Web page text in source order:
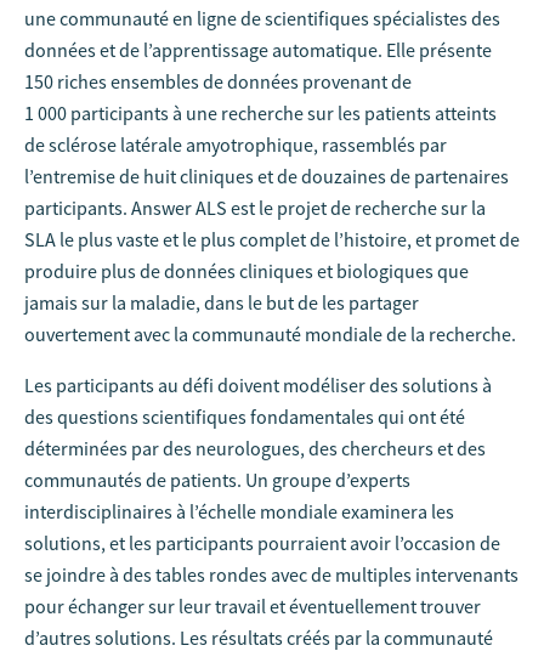
une communauté en ligne de scientifiques spécialistes des
données et de l’apprentissage automatique. Elle présente
150 riches ensembles de données provenant de
1 000 participants à une recherche sur les patients atteints
de sclérose latérale amyotrophique, rassemblés par
l’entremise de huit cliniques et de douzaines de partenaires
participants. Answer ALS est le projet de recherche sur la
SLA le plus vaste et le plus complet de l’histoire, et promet de
produire plus de données cliniques et biologiques que
jamais sur la maladie, dans le but de les partager
ouvertement avec la communauté mondiale de la recherche.
Les participants au défi doivent modéliser des solutions à
des questions scientifiques fondamentales qui ont été
déterminées par des neurologues, des chercheurs et des
communautés de patients. Un groupe d’experts
interdisciplinaires à l’échelle mondiale examinera les
solutions, et les participants pourraient avoir l’occasion de
se joindre à des tables rondes avec de multiples intervenants
pour échanger sur leur travail et éventuellement trouver
d’autres solutions. Les résultats créés par la communauté